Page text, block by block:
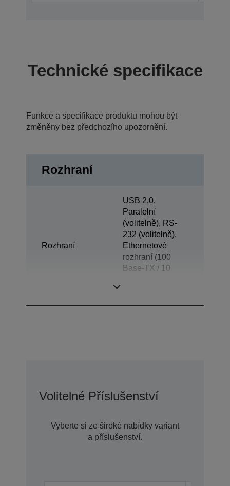
Technické specifikace
Funkce a specifikace produktu mohou být
změněny bez předchozího upozornění.
Rozhraní
Rozhraní
USB 2.0,
Paralelní
(volitelně), RS-
232 (volitelně),
Ethernetové
rozhraní (100
Base-TX / 10
Volitelné Příslušenství
Vyberte si ze široké nabídky variant
a příslušenství.